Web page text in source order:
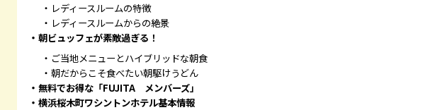
レディースルームの特徴
レディースルームからの絶景
朝ビュッフェが素敵過ぎる！
ご当地メニューとハイブリッドな朝食
朝だからこそ食べたい朝駆けうどん
無料でお得な「FUJITA メンバーズ」
横浜桜木町ワシントンホテル基本情報